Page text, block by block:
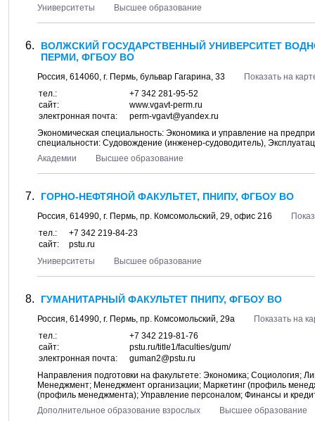
Университеты
Высшее образование
ВОЛЖСКИЙ ГОСУДАРСТВЕННЫЙ УНИВЕРСИТЕТ
ПЕРМИ, ФГБОУ ВО
Россия, 614060, г. Пермь, бульвар Гагарина, 33
Показать на
тел.:
+7 342 281-95-52
сайт:
www.vgavt-perm.ru
электронная почта:
perm-vgavt@yandex.ru
Экономическая специальность: Экономика и управление на
специальности: Судовождение (инженер-судоводитель),
Академии
Высшее образование
ГОРНО-НЕФТЯНОЙ ФАКУЛЬТЕТ, ПНИПУ, ФГБОУ ВО
Россия, 614990, г. Пермь, пр. Комсомольский, 29, офис 216
тел.:
+7 342 219-84-23
сайт:
pstu.ru
Университеты
Высшее образование
ГУМАНИТАРНЫЙ ФАКУЛЬТЕТ ПНИПУ, ФГБОУ ВО
Россия, 614990, г. Пермь, пр. Комсомольский, 29а
Показать на
тел.:
+7 342 219-81-76
сайт:
pstu.ru/title1/faculties/gum/
электронная почта:
guman2@pstu.ru
Направления подготовки на факультете: Экономика; Социология;
Менеджмент; Менеджмент организации; Маркетинг (профиль
(профиль менеджмента); Управление персоналом; Финансы и
Дополнительное образование взрослых
Высшее образование